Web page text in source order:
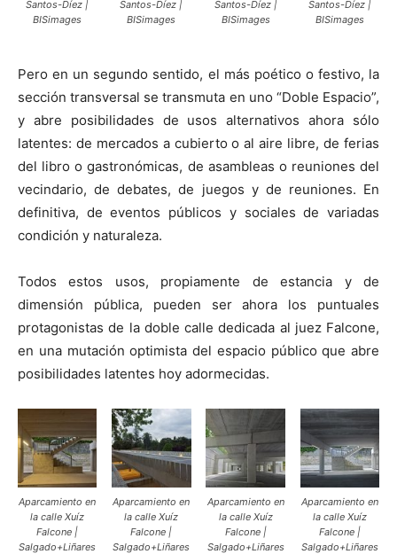
Santos-Díez |
BISimages
Santos-Díez |
BISimages
Santos-Díez |
BISimages
Santos-Díez |
BISimages
Pero en un segundo sentido, el más poético o festivo, la
sección transversal se transmuta en uno “Doble Espacio”,
y abre posibilidades de usos alternativos ahora sólo
latentes: de mercados a cubierto o al aire libre, de ferias
del libro o gastronómicas, de asambleas o reuniones del
vecindario, de debates, de juegos y de reuniones. En
definitiva, de eventos públicos y sociales de variadas
condición y naturaleza.
Todos estos usos, propiamente de estancia y de
dimensión pública, pueden ser ahora los puntuales
protagonistas de la doble calle dedicada al juez Falcone,
en una mutación optimista del espacio público que abre
posibilidades latentes hoy adormecidas.
Aparcamiento en
la calle Xuíz
Falcone |
Salgado+Liñares
Aparcamiento en
la calle Xuíz
Falcone |
Salgado+Liñares
Aparcamiento en
la calle Xuíz
Falcone |
Salgado+Liñares
Aparcamiento en
la calle Xuíz
Falcone |
Salgado+Liñares